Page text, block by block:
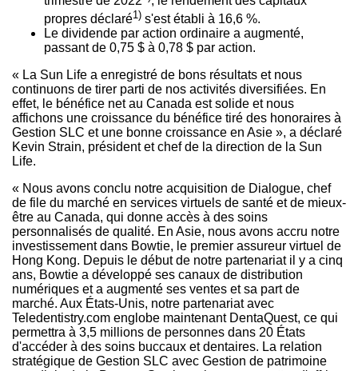
propres déclaré1) s'est établi à 16,6 %.
Le dividende par action ordinaire a augmenté,
passant de 0,75 $ à 0,78 $ par action.
« La Sun Life a enregistré de bons résultats et nous
continuons de tirer parti de nos activités diversifiées. En
effet, le bénéfice net au Canada est solide et nous
affichons une croissance du bénéfice tiré des honoraires à
Gestion SLC et une bonne croissance en Asie », a déclaré
Kevin Strain, président et chef de la direction de la Sun
Life.
« Nous avons conclu notre acquisition de Dialogue, chef
de file du marché en services virtuels de santé et de mieux-
être au Canada, qui donne accès à des soins
personnalisés de qualité. En Asie, nous avons accru notre
investissement dans Bowtie, le premier assureur virtuel de
Hong Kong. Depuis le début de notre partenariat il y a cinq
ans, Bowtie a développé ses canaux de distribution
numériques et a augmenté ses ventes et sa part de
marché. Aux États-Unis, notre partenariat avec
Teledentistry.com englobe maintenant DentaQuest, ce qui
permettra à 3,5 millions de personnes dans 20 États
d'accéder à des soins buccaux et dentaires. La relation
stratégique de Gestion SLC avec Gestion de patrimoine